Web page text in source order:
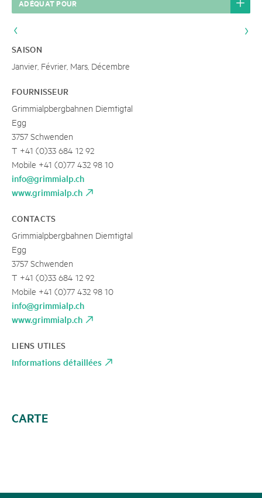
ADÉQUAT POUR
SAISON
Janvier, Février, Mars, Décembre
FOURNISSEUR
Grimmialpbergbahnen Diemtigtal
Egg
3757 Schwenden
T +41 (0)33 684 12 92
Mobile +41 (0)77 432 98 10
info@grimmialp.ch
www.grimmialp.ch
CONTACTS
Grimmialpbergbahnen Diemtigtal
Egg
3757 Schwenden
T +41 (0)33 684 12 92
Mobile +41 (0)77 432 98 10
info@grimmialp.ch
www.grimmialp.ch
LIENS UTILES
Informations détaillées
CARTE